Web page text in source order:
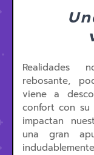
Realidades
rebosante,
viene a
confort con su
impactan
una gran